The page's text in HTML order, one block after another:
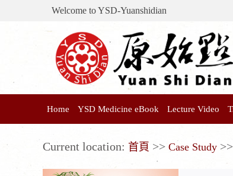
Welcome to YSD-Yuanshidian
Home YSD Medicine eBook Lecture Video
Current location: 首頁 >> Case Study >>